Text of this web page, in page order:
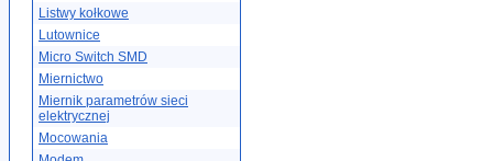
Listwy kołkowe
Lutownice
Micro Switch SMD
Miernictwo
Miernik parametrów sieci
elektrycznej
Mocowania